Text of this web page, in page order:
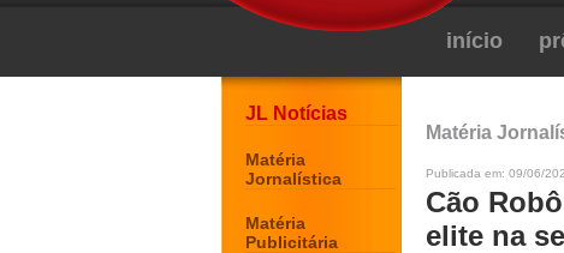
início
JL Notícias
Matéria
Jornalística
Matéria
Publicitária
Matéria
Publicada em: 09/06/
Cão
elite na